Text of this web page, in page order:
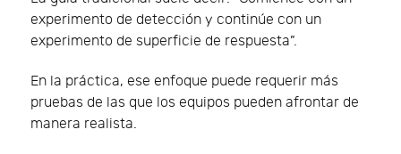
experimento de detección y continúe con un
experimento de superficie de respuesta”.
En la práctica, ese enfoque puede requerir más
pruebas de las que los equipos pueden afrontar de
manera realista.